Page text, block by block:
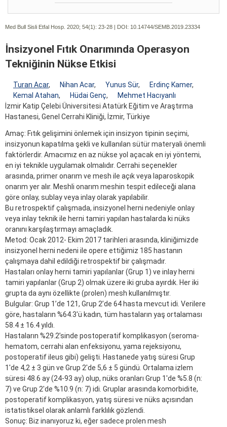
Med Bull Sisli Etfal Hosp. 2020; 54(1): 23-28 | DOI: 10.14744/SEMB.2019.23334
İnsizyonel Fıtık Onarımında Operasyon
Tekniğinin Nükse Etkisi
Turan Acar, Nihan Acar, Yunus Sür, Erdinç Kamer,
Kemal Atahan, Hüdai Genç,
Mehmet Hacıyanlı
İzmir Katip Çelebi Üniversitesi Atatürk Eğitim ve Araştırma
Hastanesi, Genel Cerrahi Kliniği, İzmir, Türkiye
Amaç: Fıtık gelişimini önlemek için insizyon tipinin seçimi,
insizyonun kapatılma şekli ve kullanılan sütür materyali önemli
faktörlerdir. Amacımız en az nükse yol açacak en iyi yöntemi,
en iyi teknikle uygulamak olmalıdır. Cerrahi seçenekler
arasında, primer onarım ve mesh ile açık veya laparoskopik
onarım yer alır. Meshli onarım meshin tespit edileceği alana
göre onlay, sublay veya inlay olarak yapılabilir.
Bu retrospektif çalışmada, insizyonel herni nedeniyle onlay
veya inlay teknik ile herni tamiri yapılan hastalarda ki nüks
oranını karşılaştırmayı amaçladık.
Metod: Ocak 2012- Ekim 2017 tarihleri arasında, kliniğimizde
insizyonel herni nedeni ile opere ettiğimiz 185 hastanın
çalışmaya dahil edildiği retrospektif bir çalışmadır.
Hastaları onlay herni tamiri yapılanlar (Grup 1) ve inlay herni
tamiri yapılanlar (Grup 2) olmak üzere iki gruba ayırdık. Her iki
grupta da aynı özellikte (prolen) mesh kullanılmıştır.
Bulgular: Grup 1’de 121, Grup 2’de 64 hasta mevcut idi. Verilere
göre, hastaların %64.3'ü kadın, tüm hastaların yaş ortalaması
58.4 ± 16.4 yıldı.
Hastaların %29.2’sinde postoperatif komplikasyon (seroma-
hematom, cerrahi alan enfeksiyonu, yama rejeksiyonu,
postoperatif ileus gibi) gelişti. Hastanede yatış süresi Grup
1'de 4,2 ± 3 gün ve Grup 2'de 5,6 ± 5 gündü. Ortalama izlem
süresi 48.6 ay (24-93 ay) olup, nüks oranları Grup 1'de %5.8 (n:
7) ve Grup 2'de %10.9 (n: 7) idi. Gruplar arasında komorbidite,
postoperatif komplikasyon, yatış süresi ve nüks açısından
istatistiksel olarak anlamlı farklılık gözlendi.
Sonuç: Biz inanıyoruz ki, eğer sadece prolen mesh